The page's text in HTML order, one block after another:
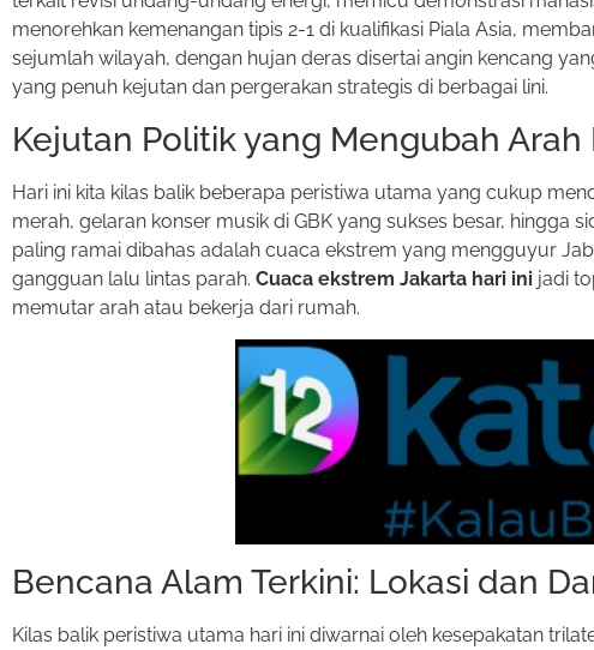
menorehkan kemenangan tipis 2-1 di kualifikasi Piala Asia,
sejumlah wilayah, dengan hujan deras disertai angin kencang
yang penuh kejutan dan pergerakan strategis di berbagai lini.
Kejutan Politik yang Mengubah Arah
Hari ini kita kilas balik beberapa peristiwa utama yang cukup
merah, gelaran konser musik di GBK yang sukses besar, hingga
paling ramai dibahas adalah cuaca ekstrem yang mengguyur
gangguan lalu lintas parah. Cuaca ekstrem Jakarta hari ini jadi
memutar arah atau bekerja dari rumah.
Bencana Alam Terkini: Lokasi dan
Kilas balik peristiwa utama hari ini diwarnai oleh kesepakatan